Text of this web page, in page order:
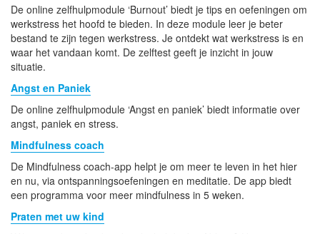
De online zelfhulpmodule ‘Burnout’ biedt je tips en oefeningen om
werkstress het hoofd te bieden. In deze module leer je beter
bestand te zijn tegen werkstress. Je ontdekt wat werkstress is en
waar het vandaan komt. De zelftest geeft je inzicht in jouw
situatie.
Angst en Paniek
De online zelfhulpmodule ‘Angst en paniek’ biedt informatie over
angst, paniek en stress.
Mindfulness coach
De Mindfulness coach-app helpt je om meer te leven in het hier
en nu, via ontspanningsoefeningen en meditatie. De app biedt
een programma voor meer mindfulness in 5 weken.
Praten met uw kind